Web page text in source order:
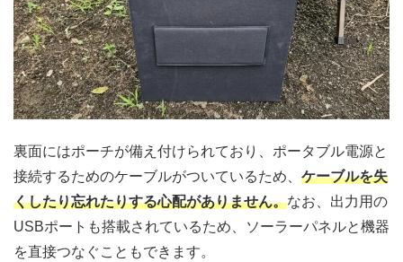
裏面にはポーチが備え付けられており、ポータブル電源と
接続するためのケーブルがついているため、 ケーブルを失
くしたり忘れたりする心配がありません。なお、出力用の
USBポートも搭載されているため、ソーラーパネルと機器
を直接つなぐこともできます。